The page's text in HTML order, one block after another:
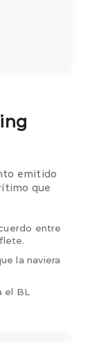
emitido
que
entre
la naviera
el BL